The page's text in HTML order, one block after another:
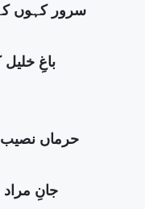
سرور کہوں
باغِ
حرماں
جانِ